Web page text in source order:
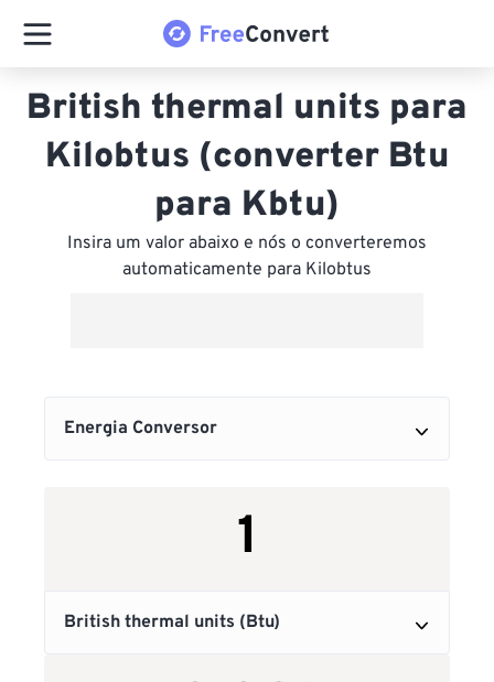
British thermal units para
Kilobtus (converter Btu
para Kbtu)
Insira um valor abaixo e nós o converteremos
automaticamente para Kilobtus